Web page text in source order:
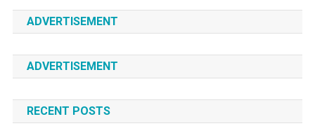
ADVERTISEMENT
ADVERTISEMENT
RECENT POSTS